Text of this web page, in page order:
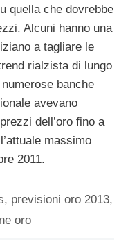
quella che dovrebbe
Alcuni hanno una
a tagliare le
rialzista di lungo
banche
avevano
dell’oro fino a
massimo
2011.
, previsioni oro 2013,
oro